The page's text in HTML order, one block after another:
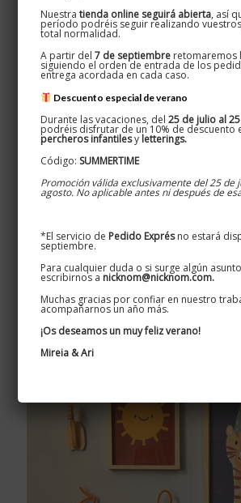
Colgadores
Nuestra tienda online seguirá abierta, así
período podréis seguir realizando
total normalidad.
A partir del 7 de septiembre retomaremos
siguiendo el orden de entrada de los
entrega acordada en cada caso.
Descuento especial de verano
Durante las vacaciones, del25 de julio al
podréis disfrutar de un 10% de descuento
percheros infantilesy letterings.
Código: SUMMERTIME
Promoción válida exclusivamente del 25 de
agosto. No aplicable antes ni después de
*El servicio de Pedido Exprésno estará
septiembre.
Para cualquier duda o si surge algún
escribirnos a nicknom@nicknom.com.
Muchas gracias por confiar en nuestro
acompañarnos un año más.
¡Os deseamos un muy feliz verano!
Mireia & Ari